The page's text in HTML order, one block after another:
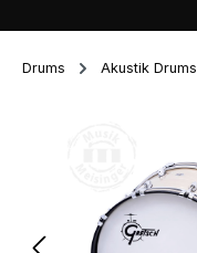
Drums Akustik Drums